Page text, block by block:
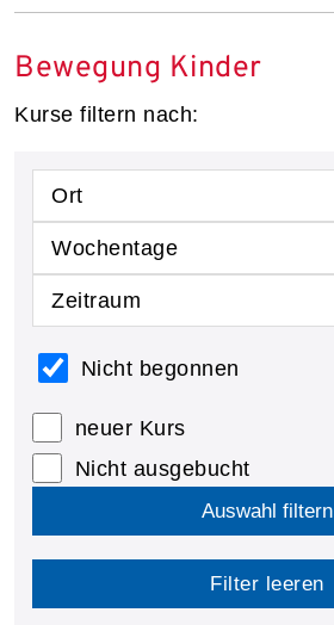
Bewegung Kinder
Kurse filtern nach:
Ort
Wochentage
Zeitraum
Nicht begonnen
neuer Kurs
Nicht ausgebucht
Auswahl filtern
Filter leeren